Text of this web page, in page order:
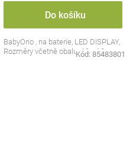
Do košíku
BabyOno , na baterie, LED DISPLAY,
Rozměry včetně obalu: 19 x 13 cm.
Kód: 85483801